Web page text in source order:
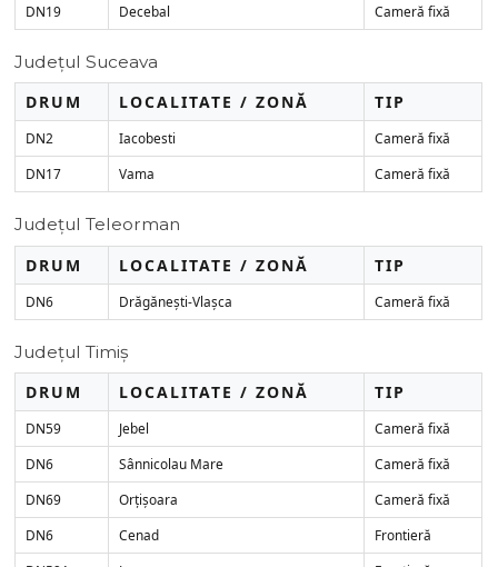
DN19 Decebal Cameră fixă
Județul Suceava
DRUM
LOCALITATE / ZONĂ TIP
DN2 Iacobesti
Cameră fixă
DN17
Vama Cameră fixă
Județul Teleorman
DRUM
LOCALITATE / ZONĂ TIP
DN6 Drăgănești-Vlașca Cameră fixă
Județul Timiș
DRUM
LOCALITATE / ZONĂ TIP
DN59 Jebel
Cameră fixă
DN6
Sânnicolau Mare
Cameră fixă
DN69
Orțișoara
Cameră fixă
DN6
Cenad
Frontieră